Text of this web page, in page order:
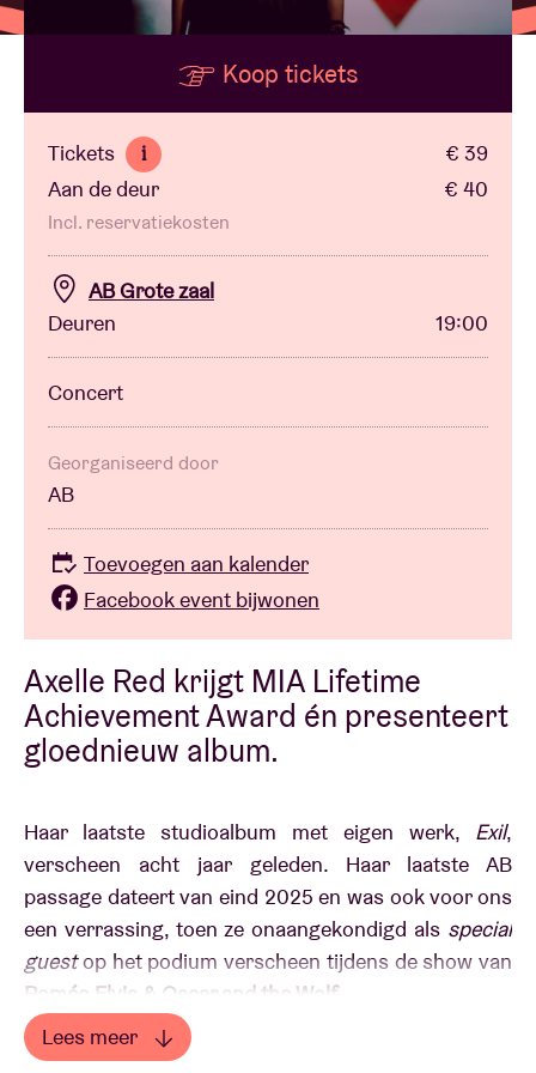
BRDCST
ABtv
Concertcheque
Over AB
Contact
Axelle Red krijgt MIA Lifetime
Achievement Award én presenteert
gloednieuw album.
Haar laatste studioalbum met eigen werk, Exil,
verscheen acht jaar geleden. Haar laatste AB
passage dateert van eind 2025 en was ook voor ons
een verrassing, toen ze onaangekondigd als special
guestop het podium verscheen tijdens de show van
Roméo Elvis & Oscar and the Wolf.
Inmiddels namAxelle Red
Lees meer
Koop tickets
Tickets i
€ 39
Aan de deur
€ 40
Incl. reservatiekosten
AB Grote zaal
Deuren
19:00
Concert
Georganiseerd door
AB
Toevoegen aan kalender
Facebook event bijwonen